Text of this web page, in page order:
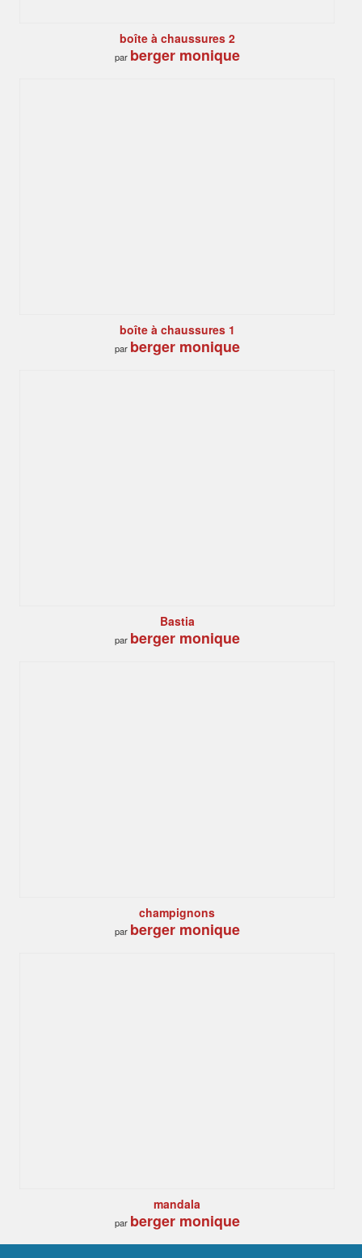
boîte à chaussures 2
par berger monique
boîte à chaussures 1
par berger monique
Bastia
par berger monique
champignons
par berger monique
mandala
par berger monique